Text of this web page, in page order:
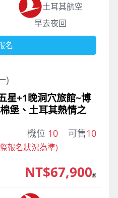
土耳其航空
早去夜回
名
)
星+1晚洞穴旅館~博
堡、土耳其熱情之
機位 10 可售10
報名狀況為準)
NT$67,900起